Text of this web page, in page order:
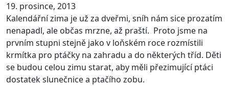
19. prosince, 2013
Kalendářní zima je už za dveřmi, sníh nám sice prozatím
nenapadl, ale občas mrzne, až praští. Proto jsme na
prvním stupni stejně jako v loňském roce rozmístili
krmítka pro ptáčky na zahradu a do některých tříd. Děti
se budou celou zimu starat, aby měli přezimující ptáci
dostatek slunečnice a ptačího zobu.